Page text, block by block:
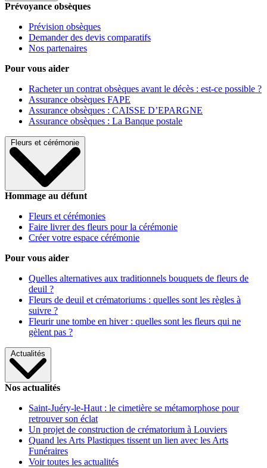
Prévoyance obsèques
Prévision obsèques
Demander des devis comparatifs
Nos partenaires
Pour vous aider
Racheter un contrat obsèques avant le décès : est-ce possible ?
Assurance obsèques FAPE
Assurance obsèques : CAISSE D’EPARGNE
Assurance obsèques : La Banque postale
Fleurs et cérémonie
Hommage au défunt
Fleurs et cérémonies
Faire livrer des fleurs pour la cérémonie
Créer votre espace cérémonie
Pour vous aider
Quelles alternatives aux traditionnels bouquets de fleurs de
deuil ?
Fleurs de deuil et crématoriums : quelles sont les règles à
suivre ?
Fleurir une tombe en hiver : quelles sont les fleurs qui ne
gèlent pas ?
Actualités
Nos actualités
Saint-Juéry-le-Haut : le cimetière se métamorphose pour
retrouver son éclat
Un projet de construction de crématorium à Louviers
Quand les Arts Plastiques tissent un lien avec les Arts
Funéraires
Voir toutes les actualités